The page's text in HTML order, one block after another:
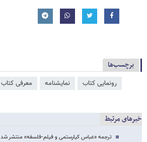
برچسب‌ها
رونمایی کتاب نمایشنامه معرفی کتاب
خبرهای مرتبط
ترجمه «عباس کیارستمی و فیلم-فلسفه» منتشر شد